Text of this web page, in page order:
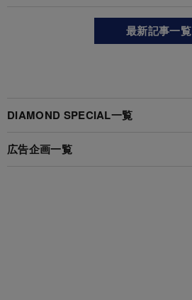
最新記事一覧
DIAMOND SPECIAL一覧
広告企画一覧